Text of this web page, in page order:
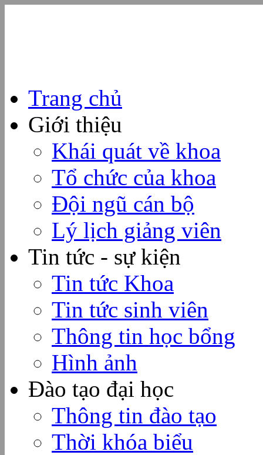
Trang chủ
Giới thiệu
Khái quát về khoa
Tổ chức của khoa
Đội ngũ cán bộ
Lý lịch giảng viên
Tin tức - sự kiện
Tin tức Khoa
Tin tức sinh viên
Thông tin học bổng
Hình ảnh
Đào tạo đại học
Thông tin đào tạo
Thời khóa biểu